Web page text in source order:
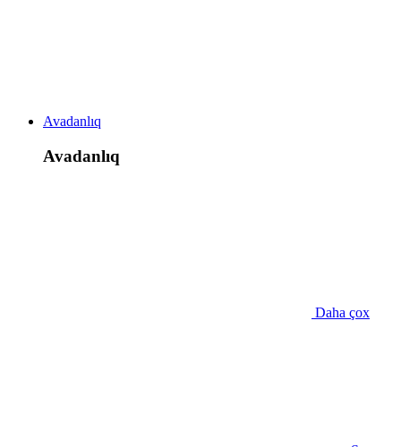
Avadanlıq
Avadanlıq
Daha çox